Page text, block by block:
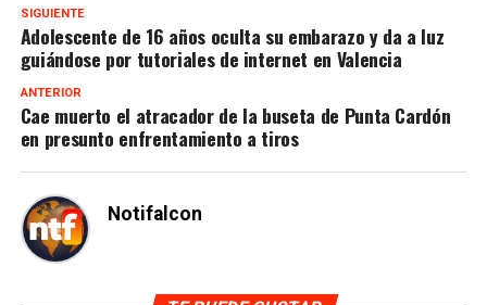
SIGUIENTE
Adolescente de 16 años oculta su embarazo y da a luz
guiándose por tutoriales de internet en Valencia
ANTERIOR
Cae muerto el atracador de la buseta de Punta Cardón
en presunto enfrentamiento a tiros
Notifalcon